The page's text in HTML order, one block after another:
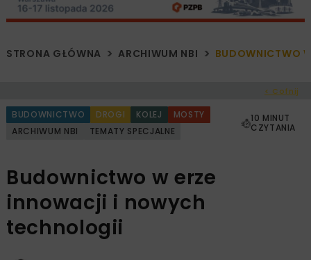
STRONA GŁÓWNA ARCHIWUM NBI BUDOWNICTWO
< Cofnij
BUDOWNICTWO DROGI KOLEJ
MOSTY
ARCHIWUM NBI
TEMATY SPECJALNE
10 MINUT
CZYTANIA
Budownictwo w erze
innowacji i nowych
technologii